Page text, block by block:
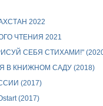
2022
ЧТЕНИЯ 2021
СЕБЯ СТИХАМИ!"
В КНИЖНОМ САДУ (2018)
(2017)
(2017)